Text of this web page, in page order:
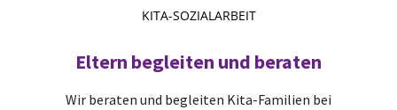
KITA-SOZIALARBEIT
Eltern begleiten und beraten
Wir beraten und begleiten Kita-Familien bei